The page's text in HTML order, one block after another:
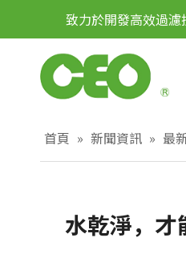
致力於開發高效過濾
首頁 » 新聞資訊 » 最
水乾淨，